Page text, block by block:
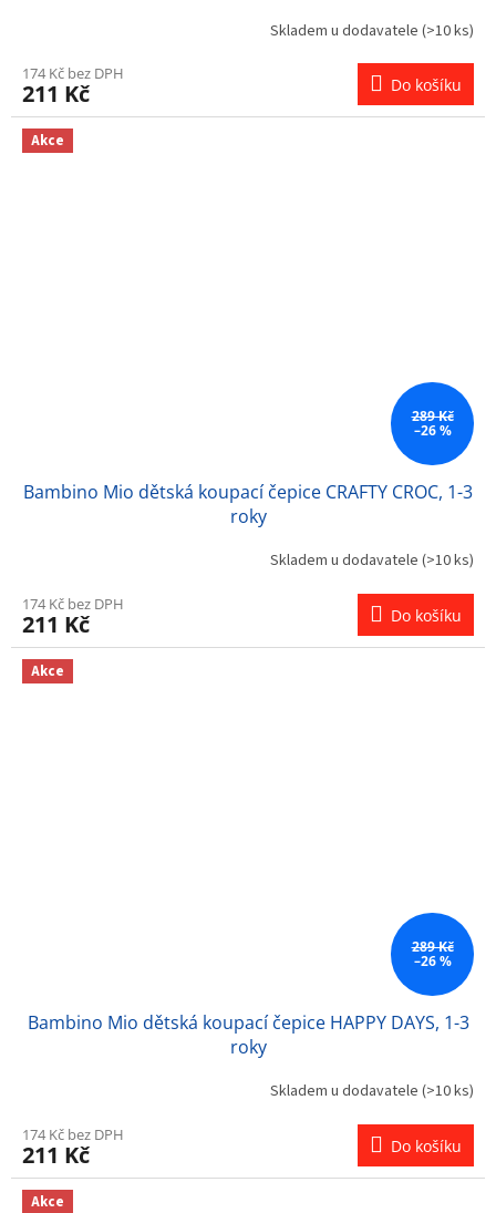
Skladem u dodavatele (>10 ks)
174 Kč bez DPH
211 Kč Do košíku
Akce
289 Kč
–26 %
Bambino Mio dětská koupací čepice CRAFTY CROC, 1-3
roky
Skladem u dodavatele (>10 ks)
174 Kč bez DPH
211 Kč Do košíku
Akce
289 Kč
–26 %
Bambino Mio dětská koupací čepice HAPPY DAYS, 1-3
roky
Skladem u dodavatele (>10 ks)
174 Kč bez DPH
211 Kč Do košíku
Akce